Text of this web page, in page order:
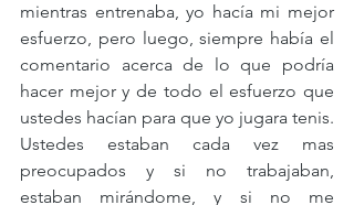
mientras entrenaba, yo hacía mi mejor
esfuerzo, pero luego, siempre había el
comentario acerca de lo que podría
hacer mejor y de todo el esfuerzo que
ustedes hacían para que yo jugara tenis.
Ustedes estaban cada vez mas
preocupados y si no trabajaban,
estaban mirándome, y si no me